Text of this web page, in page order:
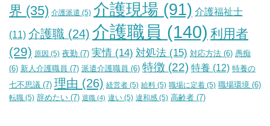
界 (35) 介護派遣 (5) 介護現場 (91) 介護福祉士
(11) 介護職 (24) 介護職員 (140) 利用者
(29) 原因 (5) 夜勤 (7) 実情 (14) 対処法 (15) 対応方法 (6) 愚痴
(6) 新人介護職員 (7) 派遣介護職員 (6) 特徴 (22) 特養 (12) 特養の
七不思議 (7) 理由 (26) 経営者 (5) 給料 (5) 職場に定着 (5) 職場環境 (6)
転職 (5) 辞めたい (7) 退職 (4) 違い (5) 違和感 (5) 高齢者 (7)